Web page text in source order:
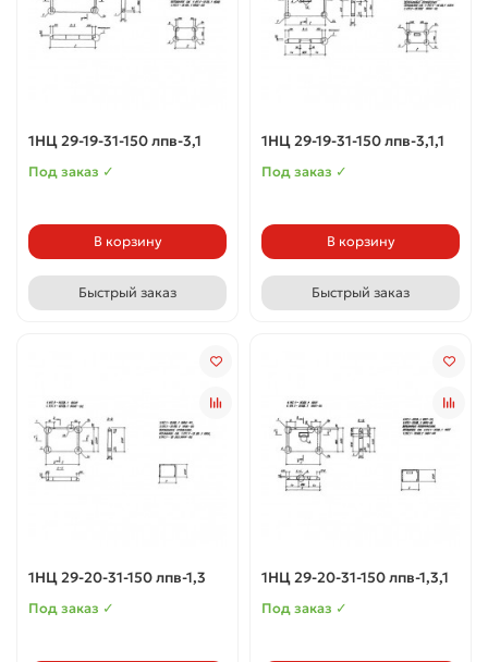
1НЦ 29-19-31-150 лпв-3,1
Под заказ ✓
В корзину
Быстрый заказ
1НЦ 29-19-31-150 лпв-3,1,1
Под заказ ✓
В корзину
Быстрый заказ
1НЦ 29-20-31-150 лпв-1,3
Под заказ ✓
1НЦ 29-20-31-150 лпв-1,3,1
Под заказ ✓